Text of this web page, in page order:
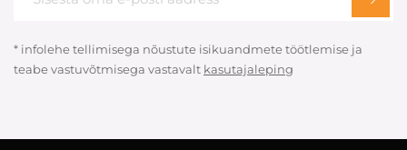
* infolehe tellimisega nõustute isikuandmete töötlemise ja
teabe vastuvõtmisega vastavalt kasutajaleping